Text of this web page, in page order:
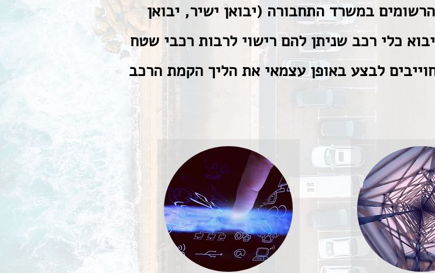
יבואני רכב הרשומים במשרד התחבורה (יבואן ישיר, יבואן
כלי רכב שניתן להם רישוי לרבות רכבי שטח
לבצע באופן עצמאי את הליך הקמת הרכב